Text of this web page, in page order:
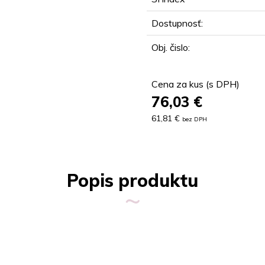
Dostupnosť:
Obj. čislo:
Cena za kus (s DPH)
76,03 €
61,81 € bez DPH
Popis produktu